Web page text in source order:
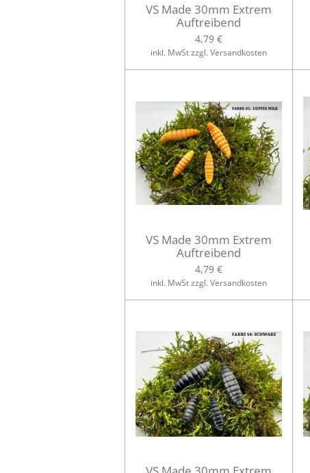
VS Made 30mm Extrem
Auftreibend
4,79 €
inkl. MwSt zzgl. Versandkosten
VS Made 30mm Extrem
Auftreibend
4,79 €
inkl. MwSt zzgl. Versandkosten